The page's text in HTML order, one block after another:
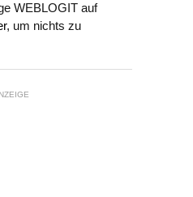
WEBLOGIT auf
, um nichts zu